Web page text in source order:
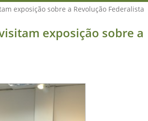
exposição sobre a Revolução Federalista
sobre a
exposição sobre a